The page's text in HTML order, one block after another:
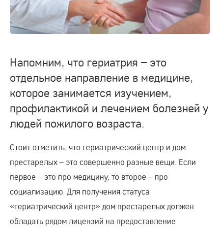
Напомним, что гериатрия – это
отдельное направление в медицине,
которое занимается изучением,
профилактикой и лечением болезней у
людей пожилого возраста.
Стоит отметить, что гериатрический центр и дом
престарелых – это совершенно разные вещи. Если
первое – это про медицину, то второе – про
социализацию. Для получения статуса
«гериатрический центр» дом престарелых должен
обладать рядом лицензий на предоставление